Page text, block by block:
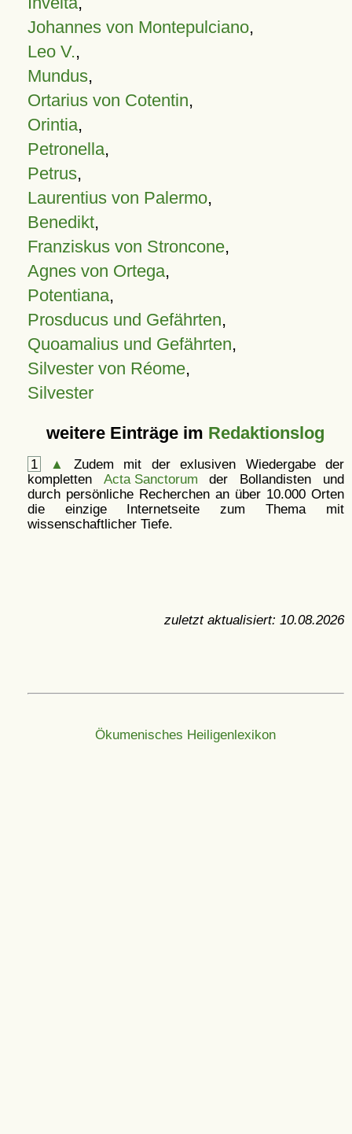
Johannes von Montepulciano,
Leo V.,
Mundus,
Ortarius von Cotentin,
Orintia,
Petronella,
Petrus,
Laurentius von Palermo,
Benedikt,
Franziskus von Stroncone,
Agnes von Ortega,
Potentiana,
Prosducus und Gefährten,
Quoamalius und Gefährten,
Silvester von Réome,
Silvester
weitere Einträge im Redaktionslog
1 ▲
Zudem mit der exlusiven Wiedergabe der
kompletten Acta Sanctorum der Bollandisten und
durch persönliche Recherchen an über 10.000 Orten
die einzige Internetseite zum Thema mit
wissenschaftlicher Tiefe.
zuletzt aktualisiert: 10.08.2026
Ökumenisches Heiligenlexikon